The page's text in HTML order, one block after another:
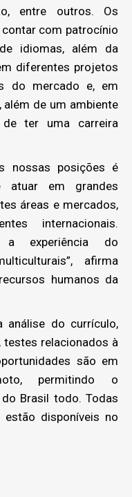
entre outros. Os
com patrocínio
idiomas, além da
diferentes projetos
do mercado e, em
de um ambiente
de ter uma carreira
nossas posições é
atuar em grandes
áreas e mercados,
internacionais.
a experiência do
afirma
humanos da
do currículo,
testes relacionados à
são em
permitindo o
Brasil todo. Todas
disponíveis no